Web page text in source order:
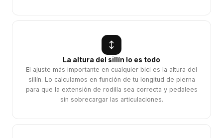
La altura del sillín lo es todo
El ajuste más importante en cualquier bici es la altura del
sillín. Lo calculamos en función de tu longitud de pierna
para que la extensión de rodilla sea correcta y pedalees
sin sobrecargar las articulaciones.